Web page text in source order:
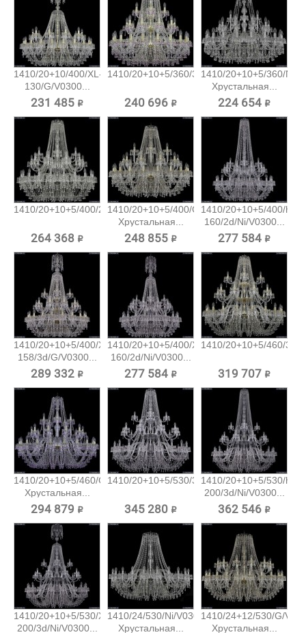
1410/20+10/400/XL-
130/G/V0300...
231 485 ₽
1410/20+10+5/360/3d/G/V7010...
240 696 ₽
1410/20+10+5/360/Ni/
Хрустальная...
224 654 ₽
1410/20+10+5/400/2d/Ni/V0300...
264 368 ₽
1410/20+10+5/400/G/V0300
Хрустальная...
248 855 ₽
1410/20+10+5/400/h-
160/2d/Ni/V0300...
277 584 ₽
1410/20+10+5/400/XL-
158/3d/G/V0300...
289 332 ₽
1410/20+10+5/400/XL-
160/2d/Ni/V0300...
277 584 ₽
1410/20+10+5/460/3d/
319 707 ₽
1410/20+10+5/460/G/V7010
Хрустальная...
294 879 ₽
1410/20+10+5/530/3d/Ni/V0300...
345 280 ₽
1410/20+10+5/530/h-
200/3d/Ni/V0300...
362 546 ₽
1410/20+10+5/530/XL-
200/3d/Ni/V0300...
1410/24/530/Ni/V0300
Хрустальная...
1410/24+12/530/G/
Хрустальная...